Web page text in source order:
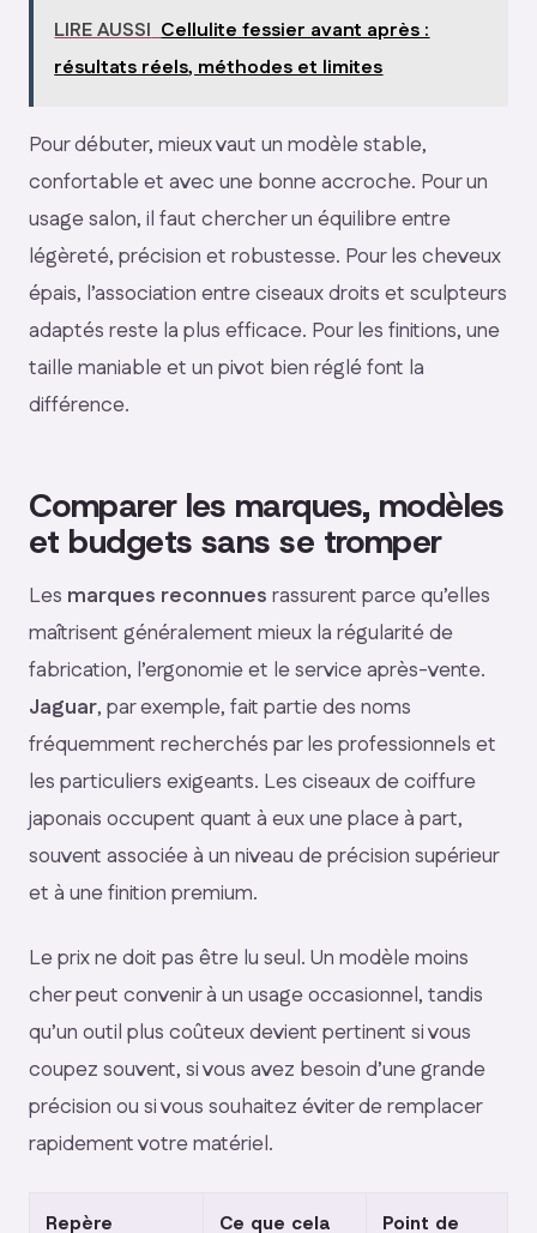
LIRE AUSSI Cellulite fessier avant après :
résultats réels, méthodes et limites
Pour débuter, mieux vaut un modèle stable,
confortable et avec une bonne accroche. Pour un
usage salon, il faut chercher un équilibre entre
légèreté, précision et robustesse. Pour les cheveux
épais, l’association entre ciseaux droits et sculpteurs
adaptés reste la plus efficace. Pour les finitions, une
taille maniable et un pivot bien réglé font la
différence.
Comparer les marques, modèles
et budgets sans se tromper
Les marques reconnues rassurent parce qu’elles
maîtrisent généralement mieux la régularité de
fabrication, l’ergonomie et le service après-vente.
Jaguar, par exemple, fait partie des noms
fréquemment recherchés par les professionnels et
les particuliers exigeants. Les ciseaux de coiffure
japonais occupent quant à eux une place à part,
souvent associée à un niveau de précision supérieur
et à une finition premium.
Le prix ne doit pas être lu seul. Un modèle moins
cher peut convenir à un usage occasionnel, tandis
qu’un outil plus coûteux devient pertinent si vous
coupez souvent, si vous avez besoin d’une grande
précision ou si vous souhaitez éviter de remplacer
rapidement votre matériel.
Repère
Ce que cela
Point de